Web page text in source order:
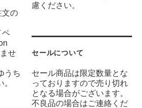
文の
ペ
せ
うち
慮ください。
セールについて
セール商品は限定数量とな
っておりますので売り切れ
となる場合がございます。
不良品の場合はご連絡くだ